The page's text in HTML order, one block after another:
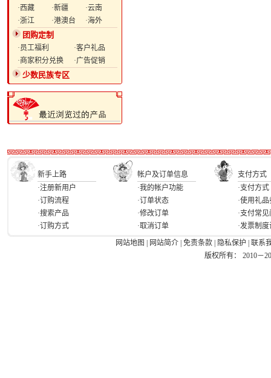
·西藏
·新疆
·云南
·浙江
·港澳台 ·海外
团购定制
·员工福利
·客户礼品
·商家积分兑换
·广告促销
少数民族专区
新手上路 帐户及订单信息
支付方式
·注册新用户
·订购流程
·搜索产品
·订购方式
·我的帐户功能
·订单状态
·修改订单
·取消订单
·支付方式
·使用礼品
·支付常
·发票制
网站地图
网站简介 免责条款 隐私保护
联系
版权所有： 2010－